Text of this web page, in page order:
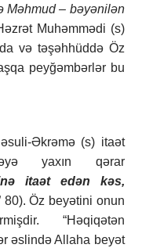
Məhmud – bəyənilən
Muhəmmədi (s)
və təşəhhüddə Öz
peyğəmbərlər bu
Əkrəmə (s) itaət
yaxın qərar
itaət edən kəs,
80). Öz beyətini onun
“Həqiqətən
əslində Allaha beyət